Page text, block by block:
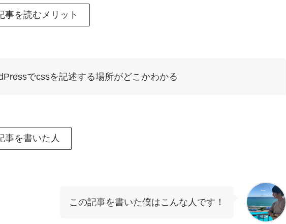
事を読むメリット
でcssを記述する場所がどこかわかる
事を書いた人
この記事を書いた僕はこんな人です！